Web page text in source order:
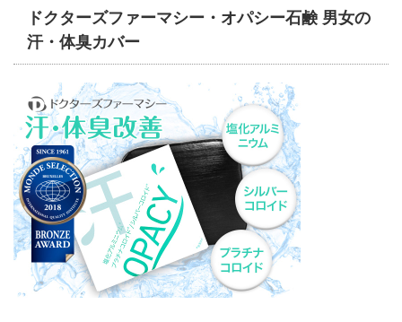
ドクターズファーマシー・オパシー石鹸 男女の
汗・体臭カバー